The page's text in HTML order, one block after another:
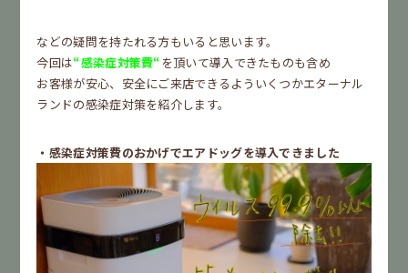
などの疑問を持たれる方もいると思います。
今回は“感染症対策費“ を頂いて導入できたものも含め
お客様が安心、安全にご来店できるよういくつかエターナル
ランドの感染症対策を紹介します。
・感染症対策費のおかげでエアドッグを導入できました